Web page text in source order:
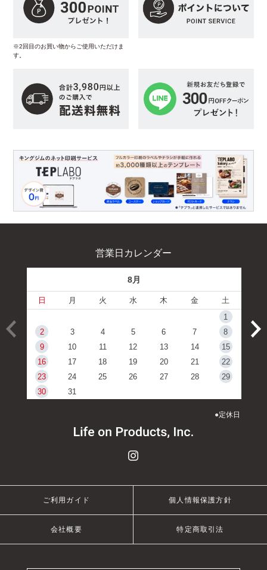
※2回目のお買い物からご使用いただけま
す。
営業日カレンダー
8月
日 月 火 水 木 金
土
1
2
3 4 5 6 7
8
9
10 11 12 13 14
15
16
17 18 19 20 21
22
23
24 25 26 27 28
29
30
31
●定休日
ご利用ガイド 個人情報保護方針
会社概要 特定商取引法